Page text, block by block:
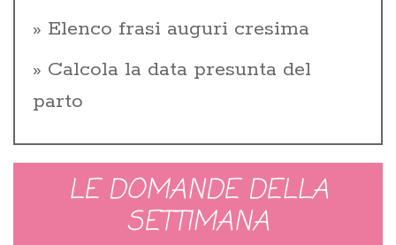
Elenco frasi auguri cresima
Calcola la data presunta del
parto
LE DOMANDE DELLA
SETTIMANA